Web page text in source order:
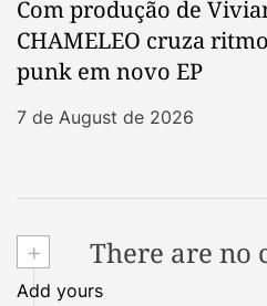
Com produção de
CHAMELEO cruza
punk em novo EP
7 de August de 2026
+ There are no
Add yours